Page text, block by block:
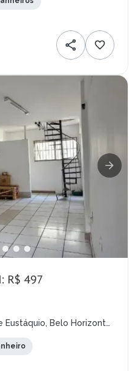
R$ 497
Eustáquio, Belo Horizonte